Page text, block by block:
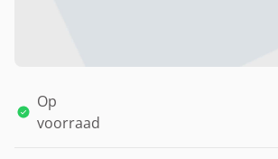
Op
voorraad